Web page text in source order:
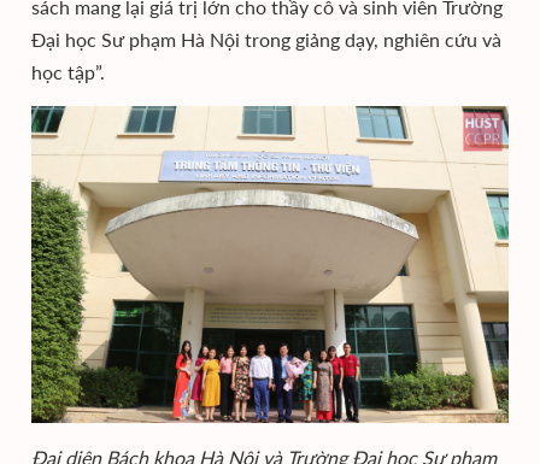
sách mang lại giá trị lớn cho thầy cô và sinh viên Trường
Đại học Sư phạm Hà Nội trong giảng dạy, nghiên cứu và
học tập”.
Đại diện Bách khoa Hà Nội và Trường Đại học Sư phạm